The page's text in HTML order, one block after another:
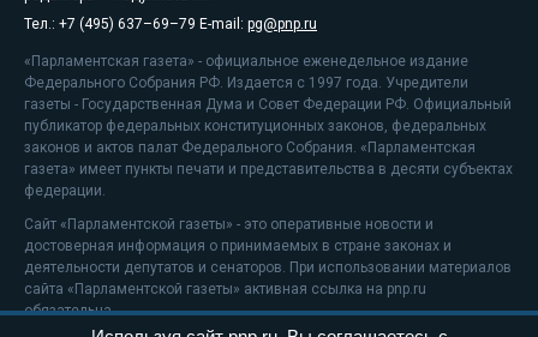
Тел.: +7 (495) 637–69–79 E-mail: pg@pnp.ru
«Парламентская газета» - официальное еженедельное издание
Федерального Собрания РФ. Издается с 1997 года. Учредители
газеты - Государственная Дума и Совет Федерации РФ. Официальный
публикатор федеральных конституционных законов, федеральных
законов и актов палат Федерального Собрания. «Парламентская
газета» имеет пункты печати и представительства в десяти субъектах
федерации.
Сайт «Парламентской газеты» - это оперативные новости и
достоверная информация о принимаемых в стране законах и
деятельности депутатов и сенаторов. При использовании материалов
сайта «Парламентской газеты» активная ссылка на pnp.ru
обязательна.